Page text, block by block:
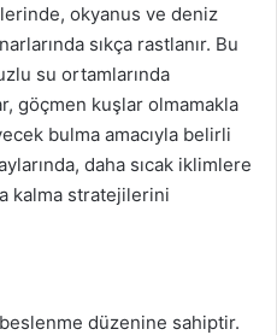
okyanus ve deniz
sıkça rastlanır. Bu
su ortamlarında
göçmen kuşlar olmamakla
bulma amacıyla belirli
daha sıcak iklimlere
kalma stratejilerini
düzenine sahiptir.